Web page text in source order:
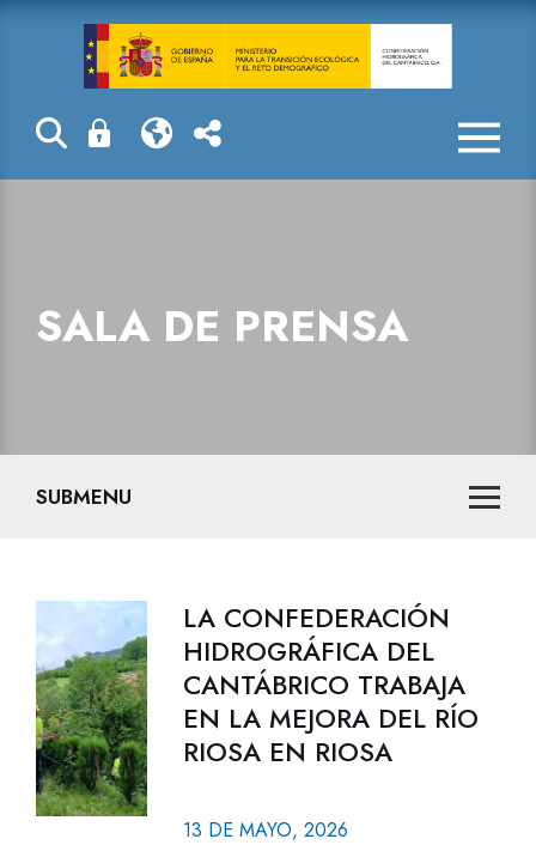
Sala de prensa
SALA DE PRENSA
SUBMENU
LA CONFEDERACIÓN
HIDROGRÁFICA DEL
CANTÁBRICO TRABAJA
EN LA MEJORA DEL RÍO
RIOSA EN RIOSA
13 DE MAYO, 2026